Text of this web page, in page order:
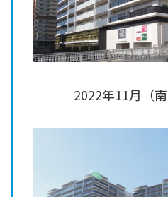
2022年11月（南